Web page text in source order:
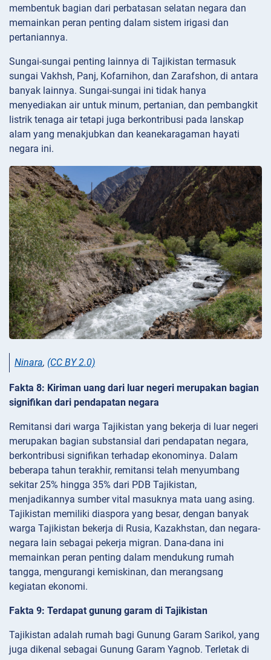
membentuk bagian dari perbatasan selatan negara dan
memainkan peran penting dalam sistem irigasi dan
pertaniannya.
Sungai-sungai penting lainnya di Tajikistan termasuk
sungai Vakhsh, Panj, Kofarnihon, dan Zarafshon, di antara
banyak lainnya. Sungai-sungai ini tidak hanya
menyediakan air untuk minum, pertanian, dan pembangkit
listrik tenaga air tetapi juga berkontribusi pada lanskap
alam yang menakjubkan dan keanekaragaman hayati
negara ini.
Ninara, (CC BY 2.0)
Fakta 8: Kiriman uang dari luar negeri merupakan bagian
signifikan dari pendapatan negara
Remitansi dari warga Tajikistan yang bekerja di luar negeri
merupakan bagian substansial dari pendapatan negara,
berkontribusi signifikan terhadap ekonominya. Dalam
beberapa tahun terakhir, remitansi telah menyumbang
sekitar 25% hingga 35% dari PDB Tajikistan,
menjadikannya sumber vital masuknya mata uang asing.
Tajikistan memiliki diaspora yang besar, dengan banyak
warga Tajikistan bekerja di Rusia, Kazakhstan, dan negara-
negara lain sebagai pekerja migran. Dana-dana ini
memainkan peran penting dalam mendukung rumah
tangga, mengurangi kemiskinan, dan merangsang
kegiatan ekonomi.
Fakta 9: Terdapat gunung garam di Tajikistan
Tajikistan adalah rumah bagi Gunung Garam Sarikol, yang
juga dikenal sebagai Gunung Garam Yagnob. Terletak di